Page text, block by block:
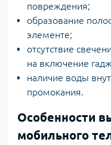
повреждения;
образование
элементе;
отсутствие
на включение
наличие воды
промокания.
Особенности
мобильного